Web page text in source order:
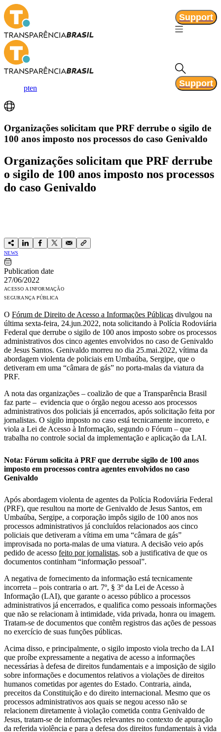
Support
pten Support
Organizações solicitam que PRF derrube o sigilo de
100 anos imposto nos processos do caso Genivaldo
Organizações solicitam que PRF derrube
o sigilo de 100 anos imposto nos processos
do caso Genivaldo
NEWS
Publication date
27/06/2022
ACESSO A INFORMAÇÃO
SEGURANÇA PÚBLICA
O Fórum de Direito de Acesso a Informações Públicas divulgou na
última sexta-feira, 24.jun.2022, nota solicitando à Polícia Rodoviária
Federal que derrube o sigilo de 100 anos imposto sobre os processos
administrativos dos cinco agentes envolvidos no caso de Genivaldo
de Jesus Santos. Genivaldo morreu no dia 25.mai.2022, vítima da
abordagem violenta de policiais em Umbaúba, Sergipe, que o
detiveram em uma “câmara de gás” no porta-malas da viatura da
PRF.
A nota das organizações – coalizão de que a Transparência Brasil
faz parte – evidencia que o órgão negou acesso aos processos
administrativos dos policiais já encerrados, após solicitação feita por
jornalistas. O sigilo imposto no caso está tecnicamente incorreto, e
viola a Lei de Acesso à Informação, segundo o Fórum – que
trabalha no controle social da implementação e aplicação da LAI.
Nota: Fórum solicita à PRF que derrube sigilo de 100 anos
imposto em processos contra agentes envolvidos no caso
Genivaldo
Após abordagem violenta de agentes da Polícia Rodoviária Federal
(PRF), que resultou na morte de Genivaldo de Jesus Santos, em
Umbaúba, Sergipe, a corporação impôs sigilo de 100 anos nos
processos administrativos já concluídos relacionados aos cinco
policiais que detiveram a vítima em uma “câmara de gás”
improvisada no porta-malas de uma viatura. A decisão veio após
pedido de acesso feito por jornalistas, sob a justificativa de que os
documentos continham “informação pessoal”.
A negativa de fornecimento da informação está tecnicamente
incorreta – pois contraria o art. 7º, § 3º da Lei de Acesso à
Informação (LAI), que garante o acesso público a processos
administrativos já encerrados, e qualifica como pessoais informações
que não se relacionam à intimidade, vida privada, honra ou imagem.
Tratam-se de documentos que contêm registros das ações de pessoas
no exercício de suas funções públicas.
Acima disso, e principalmente, o sigilo imposto viola trecho da LAI
que proíbe expressamente a negativa de acesso a informações
necessárias à defesa de direitos fundamentais e a imposição de sigilo
sobre informações e documentos relativos a violações de direitos
humanos cometidas por agentes do Estado. Contraria, ainda,
preceitos da Constituição e do direito internacional. Mesmo que os
processos administrativos aos quais se negou acesso não se
relacionem diretamente à violação cometida contra Genivaldo de
Jesus, tratam-se de informações relevantes no contexto de apuração
da referida violência e para a defesa dos direitos fundamentais à vida